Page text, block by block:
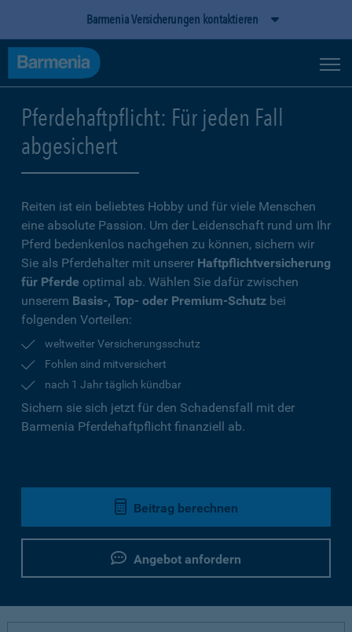
Barmenia Versicherungen kontaktieren
Pferdehaftpflicht: Für jeden Fall
abgesichert
Reiten ist ein beliebtes Hobby und für viele Menschen
eine absolute Passion. Um der Leidenschaft rund um Ihr
Pferd bedenkenlos nachgehen zu können, sichern wir
Sie als Pferdehalter mit unserer Haftpflichtversicherung
für Pferde optimal ab. Wählen Sie dafür zwischen
unserem Basis-, Top- oder Premium-Schutz bei
folgenden Vorteilen:
weltweiter Versicherungsschutz
Fohlen sind mitversichert
nach 1 Jahr täglich kündbar
Sichern sie sich jetzt für den Schadensfall mit der
Barmenia Pferdehaftpflicht finanziell ab.
Beitrag berechnen
Angebot anfordern